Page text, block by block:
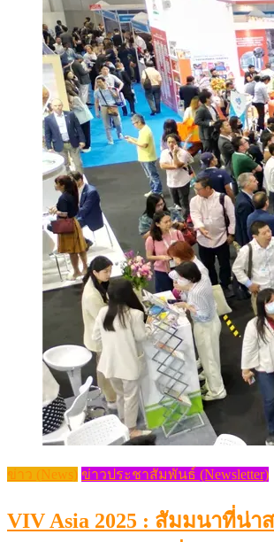
ข่าว (News) ข่าวประชาสัมพันธ์ (Newsletter)
VIV Asia 2025 : สัมมนาที่น่า